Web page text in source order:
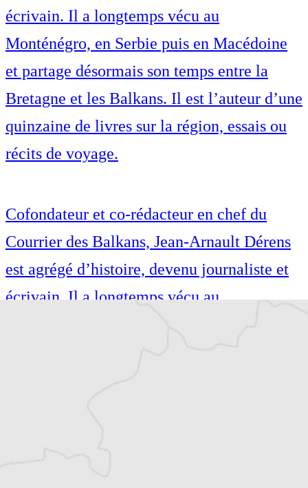
écrivain. Il a longtemps vécu au
Monténégro, en Serbie puis en Macédoine
et partage désormais son temps entre la
Bretagne et les Balkans. Il est l’auteur d’une
quinzaine de livres sur la région, essais ou
récits de voyage.
Cofondateur et co-rédacteur en chef du
Courrier des Balkans, Jean-Arnault Dérens
est agrégé d’histoire, devenu journaliste et
écrivain. Il a longtemps vécu au